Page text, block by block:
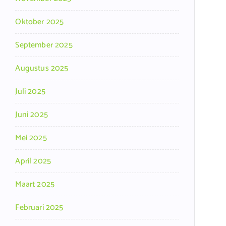
Oktober 2025
September 2025
Augustus 2025
Juli 2025
Juni 2025
Mei 2025
April 2025
Maart 2025
Februari 2025